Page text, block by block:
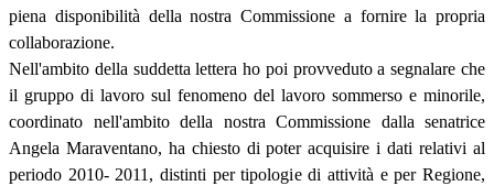
piena disponibilità della nostra Commissione a fornire la propria
collaborazione.
Nell'ambito della suddetta lettera ho poi provveduto a segnalare che
il gruppo di lavoro sul fenomeno del lavoro sommerso e minorile,
coordinato nell'ambito della nostra Commissione dalla senatrice
Angela Maraventano, ha chiesto di poter acquisire i dati relativi al
periodo 2010- 2011, distinti per tipologie di attività e per Regione,